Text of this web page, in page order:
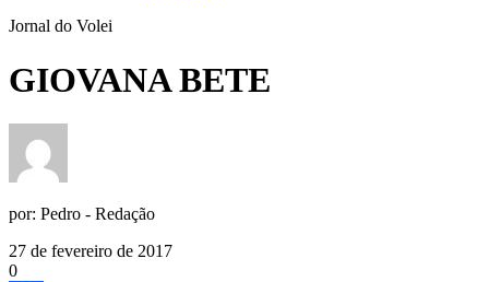
Jornal do Volei
GIOVANA BETE
por: Pedro - Redação
27 de fevereiro de 2017
0